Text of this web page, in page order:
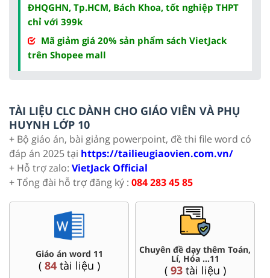
ĐHQGHN, Tp.HCM, Bách Khoa, tốt nghiệp THPT
chỉ với 399k
Mã giảm giá 20% sản phẩm sách VietJack
trên Shopee mall
TÀI LIỆU CLC DÀNH CHO GIÁO VIÊN VÀ PHỤ
HUYNH LỚP 10
+ Bộ giáo án, bài giảng powerpoint, đề thi file word có
đáp án 2025 tại https://tailieugiaovien.com.vn/
+ Hỗ trợ zalo: VietJack Official
+ Tổng đài hỗ trợ đăng ký : 084 283 45 85
Giáo án word 11
( 84tài liệu )
Chuyên đề dạy thêm Toán,
Lí, Hóa ...11
( 93tài liệu )